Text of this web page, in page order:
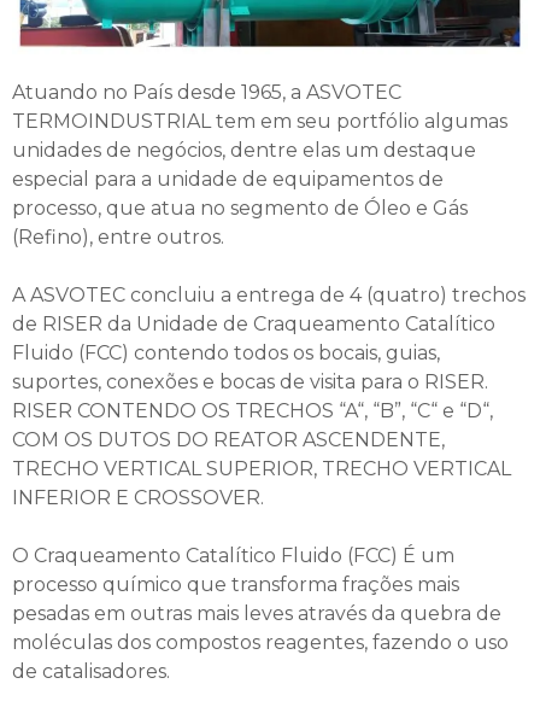
Atuando no País desde 1965, a ASVOTEC
TERMOINDUSTRIAL tem em seu portfólio algumas
unidades de negócios, dentre elas um destaque
especial para a unidade de equipamentos de
processo, que atua no segmento de Óleo e Gás
(Refino), entre outros.
A ASVOTEC concluiu a entrega de 4 (quatro) trechos
de RISER da Unidade de Craqueamento Catalítico
Fluido (FCC) contendo todos os bocais, guias,
suportes, conexões e bocas de visita para o RISER.
RISER CONTENDO OS TRECHOS “A“, “B”, “C“ e “D“,
COM OS DUTOS DO REATOR ASCENDENTE,
TRECHO VERTICAL SUPERIOR, TRECHO VERTICAL
INFERIOR E CROSSOVER.
O Craqueamento Catalítico Fluido (FCC) É um
processo químico que transforma frações mais
pesadas em outras mais leves através da quebra de
moléculas dos compostos reagentes, fazendo o uso
de catalisadores.